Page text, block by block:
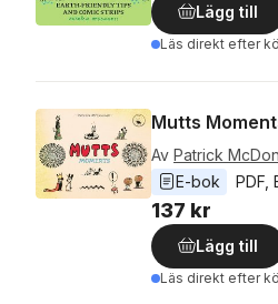
Lägg till
Läs direkt efter
Mutts
Av Patrick
E-bok
PDF
137 kr
Lägg till
Läs direkt efter